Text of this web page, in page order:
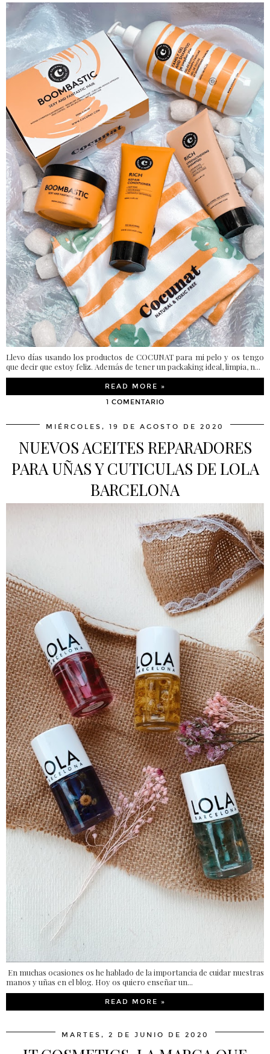
Llevo días usando los productos de COCUNAT para mi pelo y os tengo
que decir que estoy feliz. Además de tener un packaking ideal, limpia, n...
READ MORE »
1 COMENTARIO
MIÉRCOLES, 19 DE AGOSTO DE 2020
NUEVOS ACEITES REPARADORES
PARA UÑAS Y CUTICULAS DE LOLA
BARCELONA
En muchas ocasiones os he hablado de la importancia de cuidar nuestras
manos y uñas en el blog. Hoy os quiero enseñar un...
READ MORE »
MARTES, 2 DE JUNIO DE 2020